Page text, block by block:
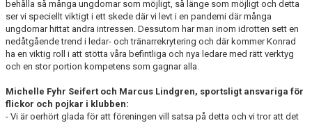
behålla så många ungdomar som möjligt, så länge som möjligt och detta
ser vi speciellt viktigt i ett skede där vi levt i en pandemi där många
ungdomar hittat andra intressen. Dessutom har man inom idrotten sett en
nedåtgående trend i ledar- och tränarrekrytering och där kommer Konrad
ha en viktig roll i att stötta våra befintliga och nya ledare med rätt verktyg
och en stor portion kompetens som gagnar alla.
Michelle Fyhr Seifert och Marcus Lindgren, sportsligt ansvariga för
flickor och pojkar i klubben:
- Vi är oerhört glada för att föreningen vill satsa på detta och vi tror att det